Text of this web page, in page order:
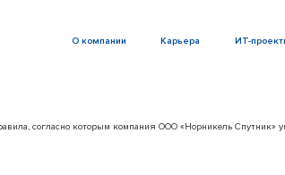
О компании Карьера ИТ-
согласно которым компания ООО «Норникель Спутник»